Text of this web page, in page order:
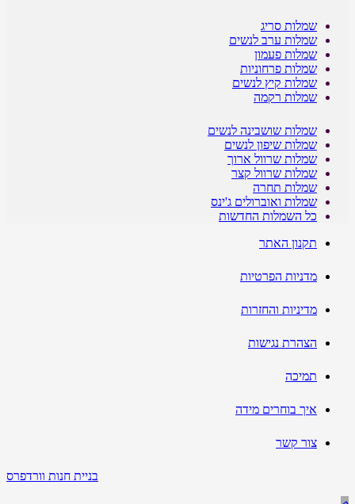
שמלות סריג
שמלות ערב לנשים
שמלות פעמון
שמלות פרחוניות
שמלות קיץ לנשים
שמלות רקמה
שמלות שושבינה לנשים
שמלות שיפון לנשים
שמלות שרוול ארוך
שמלות שרוול קצר
שמלות תחרה
שמלות ואוברולים ג'ינס
כל השמלות החדשות
תקנון האתר
מדניות הפרטיות
מדיניות והחזרות
הצהרת נגישות
תמיכה
איך בוחרים מידה
צור קשר
בניית חנות וורדפרס